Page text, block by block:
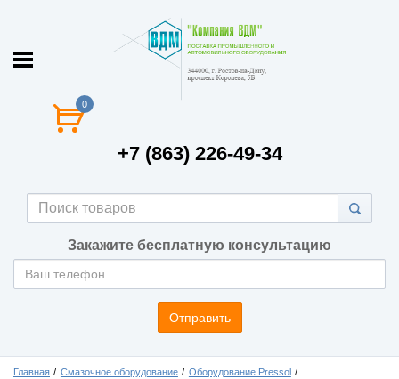
0
+7 (863) 226-49-34
Закажите бесплатную консультацию
Отправить
Главная Смазочное оборудование
Оборудование Pressol